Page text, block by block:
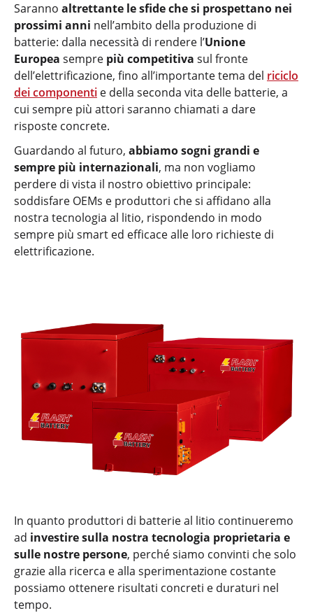
Saranno altrettante le sfide che si prospettano nei
prossimi anni nell’ambito della produzione di
batterie: dalla necessità di rendere l’Unione
Europea sempre più competitiva sul fronte
dell’elettrificazione, fino all’importante tema del riciclo
dei componenti e della seconda vita delle batterie, a
cui sempre più attori saranno chiamati a dare
risposte concrete.
Guardando al futuro, abbiamo sogni grandi e
sempre più internazionali, ma non vogliamo
perdere di vista il nostro obiettivo principale:
soddisfare OEMs e produttori che si affidano alla
nostra tecnologia al litio, rispondendo in modo
sempre più smart ed efficace alle loro richieste di
elettrificazione.
In quanto produttori di batterie al litio continueremo
ad investire sulla nostra tecnologia proprietaria e
sulle nostre persone, perché siamo convinti che solo
grazie alla ricerca e alla sperimentazione costante
possiamo ottenere risultati concreti e duraturi nel
tempo.